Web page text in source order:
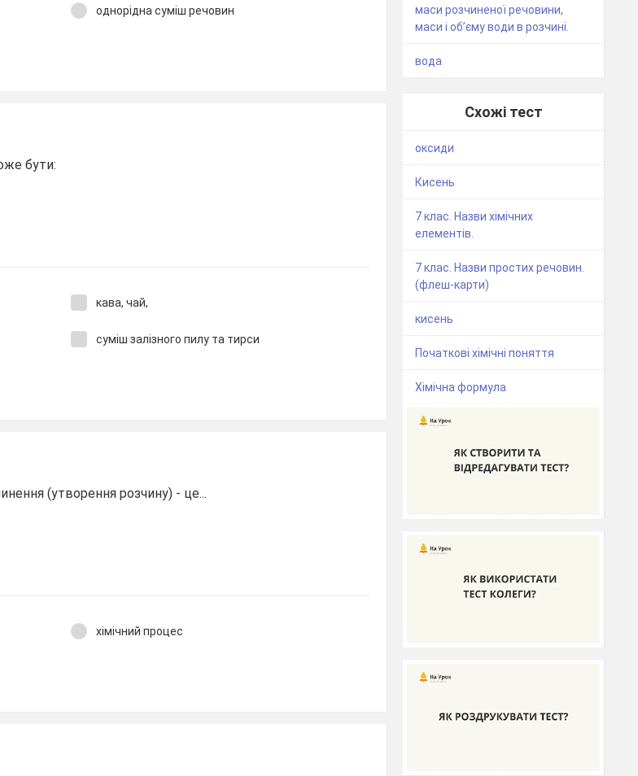
однорідна суміш речовин
бути:
кава, чай,
суміш залізного пилу та тирси
(утворення розчину) - це...
хімічний процес
маси розчиненої речовини,
маси і об’єму води в розчині.
вода
Схожі тест
оксиди
Кисень
7 клас. Назви хімічних
елементів.
7 клас. Назви простих речовин.
(флеш-карти)
кисень
Початкові хімічні поняття
Хімічна формула